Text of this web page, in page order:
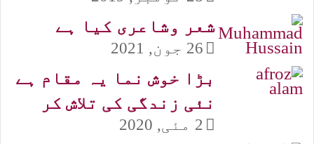
شعر وشاعری کیا ہے
26 جون, 2021
بڑا خوش نما یہ مقام ہے
نئی زندگی کی تلاش کر
2 مئی, 2020